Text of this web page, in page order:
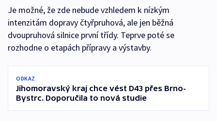
Je možné, že zde nebude vzhledem k nízkým
intenzitám dopravy čtyřpruhová, ale jen běžná
dvoupruhová silnice první třídy. Teprve poté se
rozhodne o etapách přípravy a výstavby.
ODKAZ
Jihomoravský kraj chce vést D43 přes Brno-
Bystrc. Doporučila to nová studie